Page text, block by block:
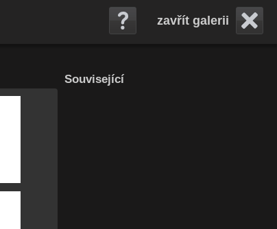
zavřít galerii
Související